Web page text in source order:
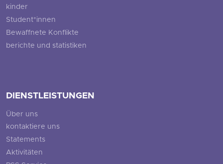
kinder
Student*innen
Bewaffnete Konflikte
berichte und statistiken
DIENSTLEISTUNGEN
Über uns
kontaktiere uns
Statements
Aktivitäten